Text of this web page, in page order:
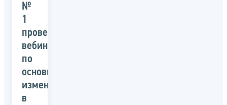
№
1
провела
вебинар
по
основным
изменениям
в